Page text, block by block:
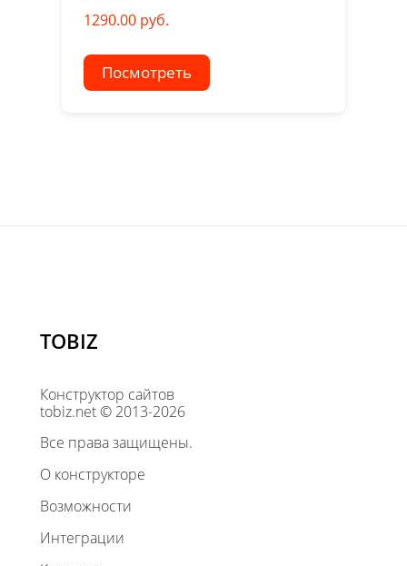
1290.00 руб.
Посмотреть
TOBIZ
Конструктор сайтов
tobiz.net © 2013-2026
Все права защищены.
О конструкторе
Возможности
Интеграции